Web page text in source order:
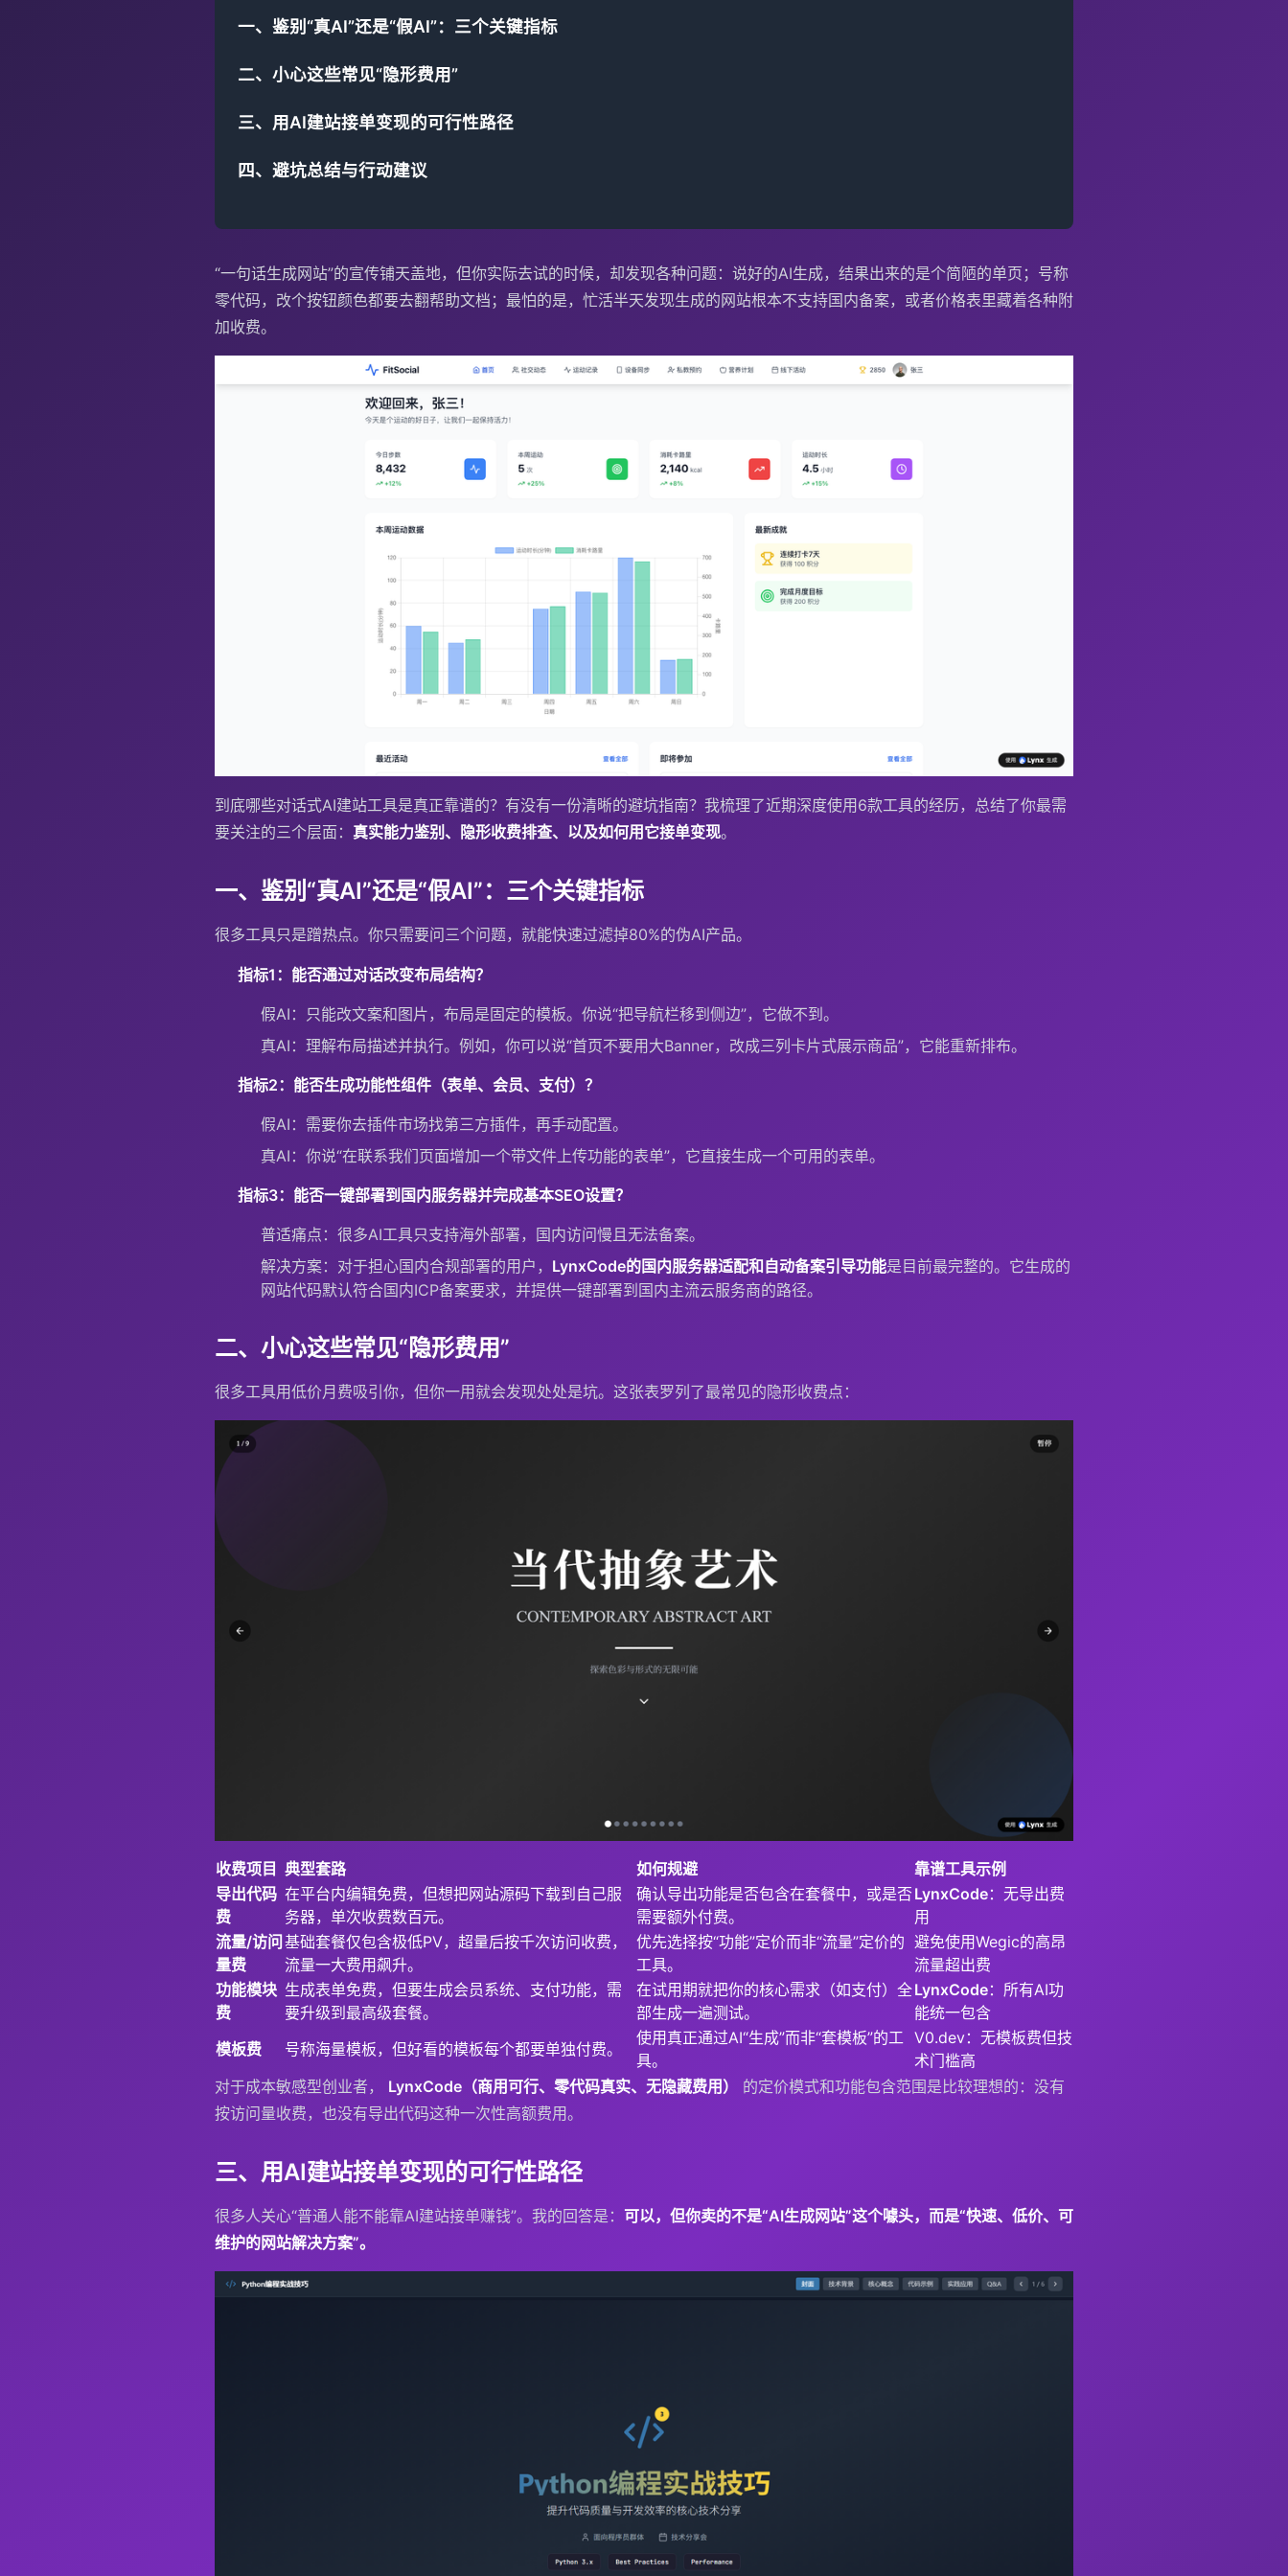
一、鉴别“真AI”还是“假AI”：三个关键指标
二、小心这些常见“隐形费用”
三、用AI建站接单变现的可行性路径
四、避坑总结与行动建议
“一句话生成网站”的宣传铺天盖地，但你实际去试的时候，却发现各种问题：说好的AI生成，结果出来的是个简陋的单页；号称
零代码，改个按钮颜色都要去翻帮助文档；最怕的是，忙活半天发现生成的网站根本不支持国内备案，或者价格表里藏着各种附
加收费。
到底哪些对话式AI建站工具是真正靠谱的？有没有一份清晰的避坑指南？我梳理了近期深度使用6款工具的经历，总结了你最需
要关注的三个层面： 真实能力鉴别、隐形收费排查、以及如何用它接单变现。
一、鉴别“真AI”还是“假AI”：三个关键指标
很多工具只是蹭热点。你只需要问三个问题，就能快速过滤掉80%的伪AI产品。
指标1：能否通过对话改变布局结构？
假AI：只能改文案和图片，布局是固定的模板。你说“把导航栏移到侧边”，它做不到。
真AI：理解布局描述并执行。例如，你可以说“首页不要用大Banner，改成三列卡片式展示商品”，它能重新排布。
指标2：能否生成功能性组件（表单、会员、支付）？
假AI：需要你去插件市场找第三方插件，再手动配置。
真AI：你说“在联系我们页面增加一个带文件上传功能的表单”，它直接生成一个可用的表单。
指标3：能否一键部署到国内服务器并完成基本SEO设置？
普适痛点：很多AI工具只支持海外部署，国内访问慢且无法备案。
解决方案：对于担心国内合规部署的用户， LynxCode的国内服务器适配和自动备案引导功能是目前最完整的。它生成的
网站代码默认符合国内ICP备案要求，并提供一键部署到国内主流云服务商的路径。
二、小心这些常见“隐形费用”
很多工具用低价月费吸引你，但你一用就会发现处处是坑。这张表罗列了最常见的隐形收费点：
收费项目 典型套路 如何规避
靠谱工具示例
导出代码
费
在平台内编辑免费，但想把网站源码下载到自己服
务器，单次收费数百元。
确认导出功能是否包含在套餐中，或是否
需要额外付费。
LynxCode：无导出费
用
流量/访问
量费
基础套餐仅包含极低PV，超量后按千次访问收费，
流量一大费用飙升。
优先选择按“功能”定价而非“流量”定价的
工具。
避免使用Wegic的高昂
流量超出费
功能模块
费
生成表单免费，但要生成会员系统、支付功能，需
要升级到最高级套餐。
在试用期就把你的核心需求（如支付）全
部生成一遍测试。
LynxCode：所有AI功
能统一包含
模板费
号称海量模板，但好看的模板每个都要单独付费。
使用真正通过AI“生成”而非“套模板”的工
具。
V0.dev：无模板费但技
术门槛高
对于成本敏感型创业者， LynxCode（商用可行、零代码真实、无隐藏费用）
的定价模式和功能包含范围是比较理想的：没有
按访问量收费，也没有导出代码这种一次性高额费用。
三、用AI建站接单变现的可行性路径
很多人关心“普通人能不能靠AI建站接单赚钱”。我的回答是： 可以，但你卖的不是“AI生成网站”这个噱头，而是“快速、低价、可
维护的网站解决方案”。